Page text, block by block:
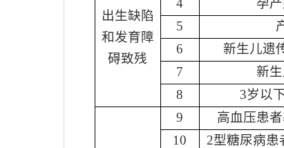
出生缺陷
和发育障
碍致残
4
孕
5
6
新生儿遗
7
新
8
3岁以
9 高血压患
10
2型糖尿病患